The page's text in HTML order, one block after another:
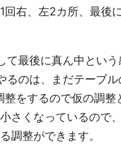
回右、左2カ所、最後
て最後に真ん中という
るのは、まだテーブ
整をするので仮の調整
さくなっているので
調整ができます。